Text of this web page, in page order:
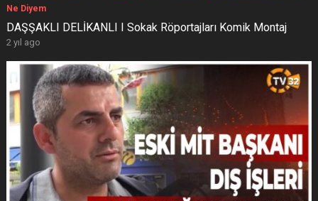
Ne Diyem
DAŞŞAKLI DELİKANLI I Sokak Röportajları Komik Montaj
2 yıl ago